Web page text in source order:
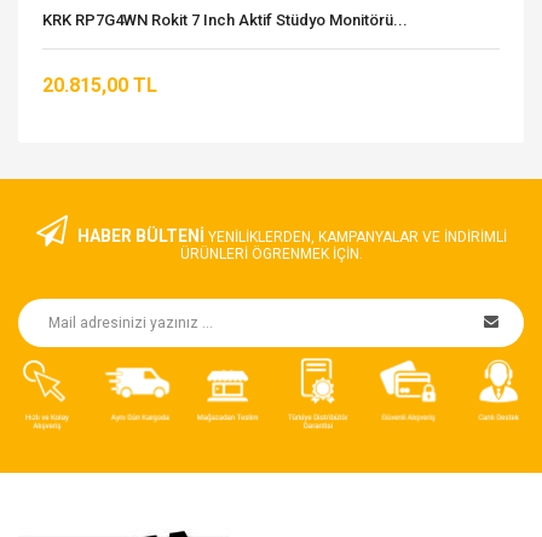
KRK RP7G4WN Rokit 7 Inch Aktif Stüdyo Monitörü...
20.815,00 TL
HABER BÜLTENİ YENILIKLERDEN, KAMPANYALAR VE INDIRIMLI
ÜRÜNLERI ÖGRENMEK IÇIN.